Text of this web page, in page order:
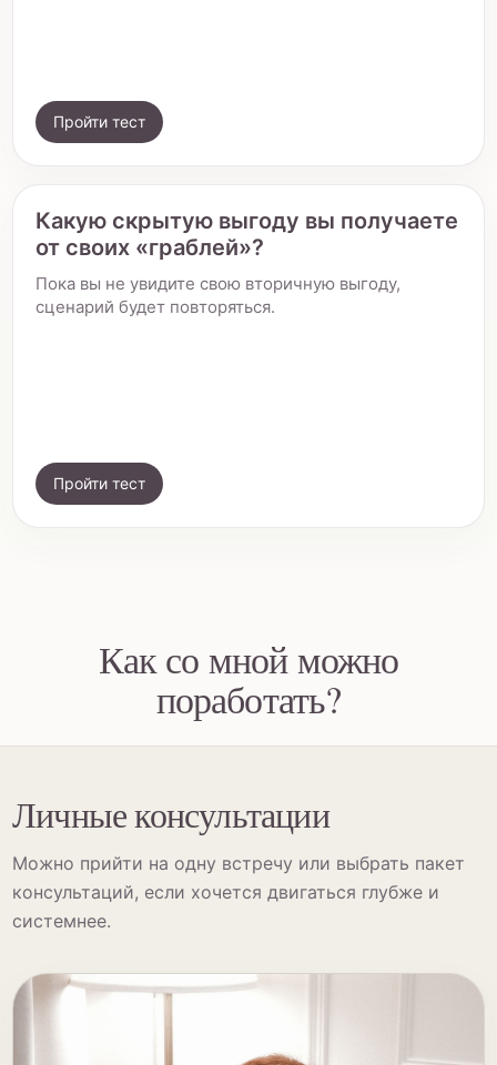
Пройти тест
Какую скрытую выгоду вы получаете
от своих «граблей»?
Пока вы не увидите свою вторичную выгоду,
сценарий будет повторяться.
Пройти тест
Как со мной можно
поработать?
Личные консультации
Можно прийти на одну встречу или выбрать пакет
консультаций, если хочется двигаться глубже и
системнее.